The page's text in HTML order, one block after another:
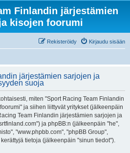
Finlandin järjestämien
kisojen foorumi
Kirjaudu sisään
Rekisteröidy
järjestämien sarjojen ja
suoja
miten "Sport Racing Team Finlandin
ja siihen liittyvät yritykset (jälkeenpäin
Team Finlandin järjestämien sarjojen ja
ja phpBB:n (jälkeenpäin "he",
"www.phpbb.com", "phpBB Group",
tietoja (jälkeenpäin "sinun tiedot").